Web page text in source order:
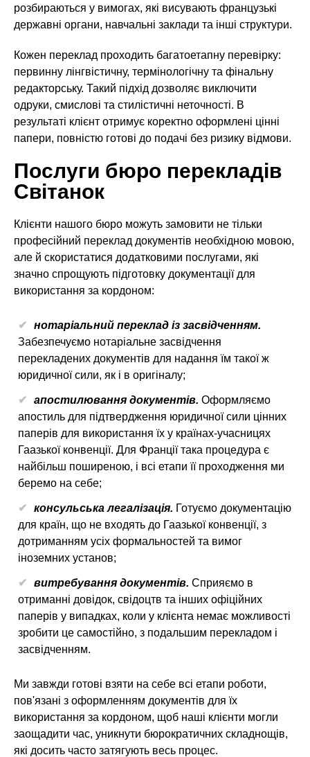
розбираються у вимогах, які висувають французькі
державні органи, навчальні заклади та інші структури.
Кожен переклад проходить багатоетапну перевірку:
первинну лінгвістичну, термінологічну та фінальну
редакторську. Такий підхід дозволяє виключити
одруки, смислові та стилістичні неточності. В
результаті клієнт отримує коректно оформлені цінні
папери, повністю готові до подачі без ризику відмови.
Послуги бюро перекладів
Світанок
Клієнти нашого бюро можуть замовити не тільки
професійний переклад документів необхідною мовою,
але й скористатися додатковими послугами, які
значно спрощують підготовку документації для
використання за кордоном:
нотаріальний переклад із засвідченням.
Забезпечуємо нотаріальне засвідчення
перекладених документів для надання їм такої ж
юридичної сили, як і в оригіналу;
апостилювання документів. Оформляємо
апостиль для підтвердження юридичної сили цінних
паперів для використання їх у країнах-учасницях
Гаазької конвенції. Для Франції така процедура є
найбільш поширеною, і всі етапи її проходження ми
беремо на себе;
консульська легалізація. Готуємо документацію
для країн, що не входять до Гаазької конвенції, з
дотриманням усіх формальностей та вимог
іноземних установ;
витребування документів. Сприяємо в
отриманні довідок, свідоцтв та інших офіційних
паперів у випадках, коли у клієнта немає можливості
зробити це самостійно, з подальшим перекладом і
засвідченням.
Ми завжди готові взяти на себе всі етапи роботи,
пов'язані з оформленням документів для їх
використання за кордоном, щоб наші клієнти могли
заощадити час, уникнути бюрократичних складнощів,
які досить часто затягують весь процес.